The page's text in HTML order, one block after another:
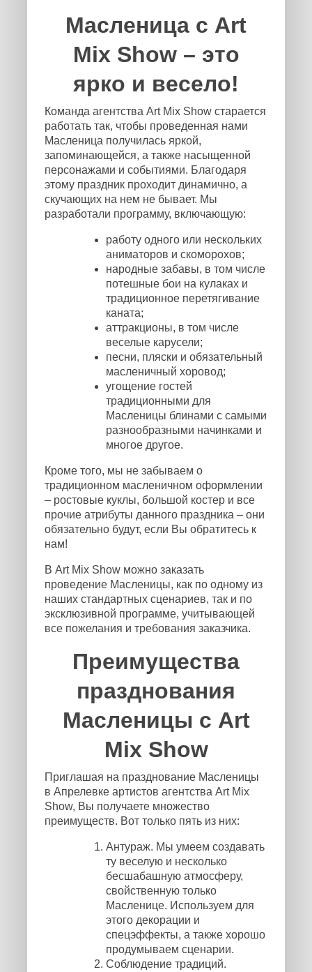
Масленица с Art
Mix Show – это
ярко и весело!
Команда агентства Art Mix Show старается
работать так, чтобы проведенная нами
Масленица получилась яркой,
запоминающейся, а также насыщенной
персонажами и событиями. Благодаря
этому праздник проходит динамично, а
скучающих на нем не бывает. Мы
разработали программу, включающую:
работу одного или нескольких
аниматоров и скоморохов;
народные забавы, в том числе
потешные бои на кулаках и
традиционное перетягивание
каната;
аттракционы, в том числе
веселые карусели;
песни, пляски и обязательный
масленичный хоровод;
угощение гостей
традиционными для
Масленицы блинами с самыми
разнообразными начинками и
многое другое.
Кроме того, мы не забываем о
традиционном масленичном оформлении
– ростовые куклы, большой костер и все
прочие атрибуты данного праздника – они
обязательно будут, если Вы обратитесь к
нам!
В Art Mix Show можно заказать
проведение Масленицы, как по одному из
наших стандартных сценариев, так и по
эксклюзивной программе, учитывающей
все пожелания и требования заказчика.
Преимущества
празднования
Масленицы с Art
Mix Show
Приглашая на празднование Масленицы
в Апрелевке артистов агентства Art Mix
Show, Вы получаете множество
преимуществ. Вот только пять из них:
Антураж. Мы умеем создавать
ту веселую и несколько
бесшабашную атмосферу,
свойственную только
Масленице. Используем для
этого декорации и
спецэффекты, а также хорошо
продумываем сценарии.
Соблюдение традиций.